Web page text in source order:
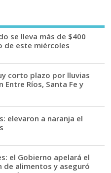
se lleva más de $400
de este miércoles
corto plazo por lluvias
Entre Ríos, Santa Fe y
elevaron a naranja el
el Gobierno apelará el
alimentos y aseguró